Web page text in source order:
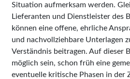
Situation aufmerksam werden.
Lieferanten und Dienstleister des
können eine offene, ehrliche
und nachvollziehbare Unterlagen
Verständnis beitragen. Auf dieser
möglich sein, schon früh eine
eventuelle kritische Phasen in der